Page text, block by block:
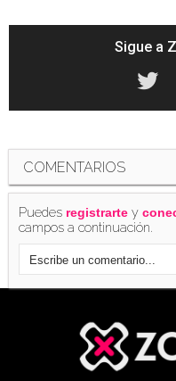
'Forza Horizon 2'
(18/01/2014)
Sigue a
COMENTARIOS
Puedes registrarte y
campos a continuación.